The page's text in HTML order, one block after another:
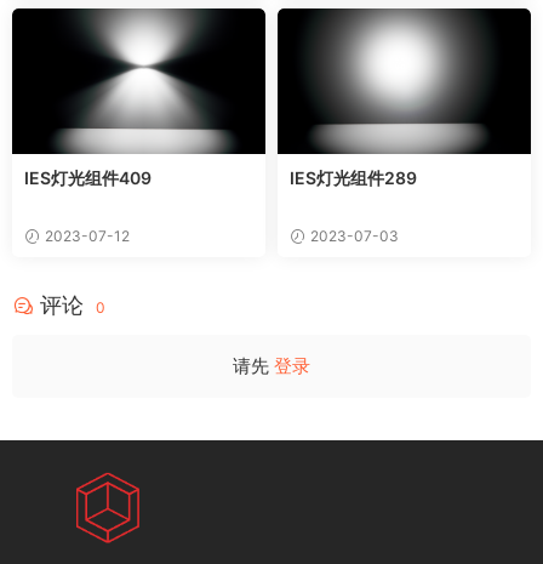
IES灯光组件409
2023-07-12
IES灯光组件289
2023-07-03
评论 0
请先 登录